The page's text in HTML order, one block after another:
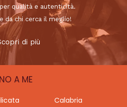
qualità e autenticità.
da chi cerca il meglio!
di più
A ME
Calabria